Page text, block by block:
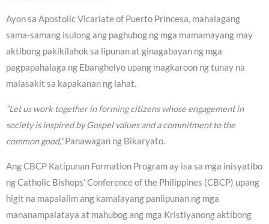
Ayon sa Apostolic Vicariate of Puerto Princesa, mahalagang
sama-samang isulong ang paghubog ng mga mamamayang may
aktibong pakikilahok sa lipunan at ginagabayan ng mga
pagpapahalaga ng Ebanghelyo upang magkaroon ng tunay na
malasakit sa kapakanan ng lahat.
“Let us work together in forming citizens whose engagement in
society is inspired by Gospel values and a commitment to the
common good,”Panawagan ng Bikaryato.
Ang CBCP Katipunan Formation Program ay isa sa mga inisyatibo
ng Catholic Bishops’ Conference of the Philippines (CBCP) upang
higit na mapalalim ang kamalayang panlipunan ng mga
mananampalataya at mahubog ang mga Kristiyanong aktibong